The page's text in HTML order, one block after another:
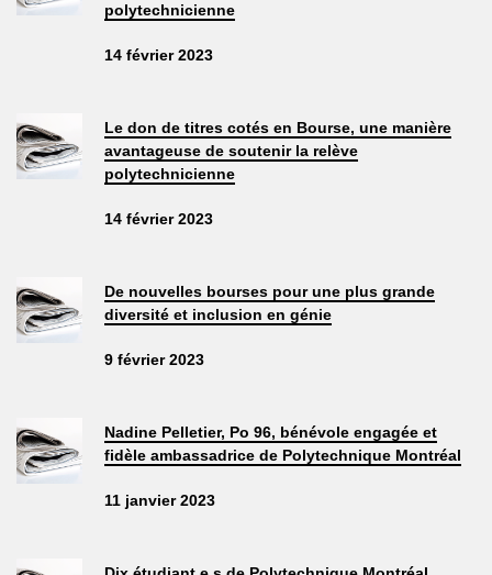
polytechnicienne
14 février 2023
Le don de titres cotés en Bourse, une manière
avantageuse de soutenir la relève
polytechnicienne
14 février 2023
De nouvelles bourses pour une plus grande
diversité et inclusion en génie
9 février 2023
Nadine Pelletier, Po 96, bénévole engagée et
fidèle ambassadrice de Polytechnique Montréal
11 janvier 2023